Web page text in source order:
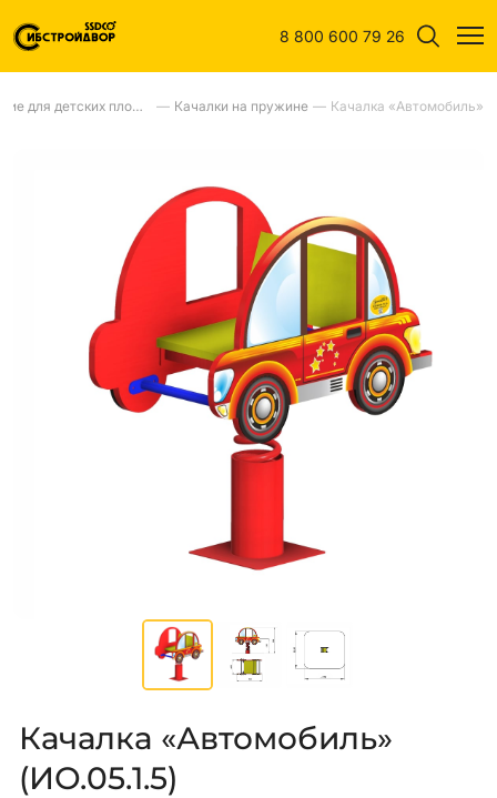
8 800 600 79 26
Оборудование для детских площадок — Качалки на пружине — Качалка «Автомобиль»
Качалка «Автомобиль»
(ИО.05.1.5)